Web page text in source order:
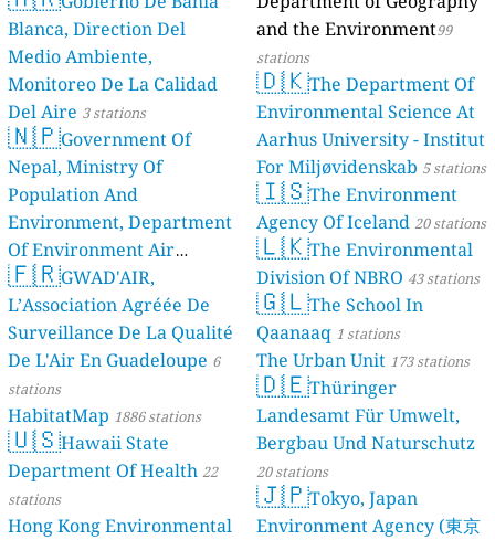
Blanca, Direction Del
Medio Ambiente,
Monitoreo De La Calidad
Del Aire 3 stations
🇳🇵Government Of
Nepal, Ministry Of
Population And
Environment, Department
Of Environment Air
Quality Monitoring
stations
🇫🇷GWAD'AIR,
L’Association Agréée De
Surveillance De La Qualité
De L'Air En Guadeloupe 6
stations
HabitatMap 1886 stations
🇺🇸Hawaii State
Department Of Health 22
stations
Hong Kong Environmental
and the Environment99
stations
🇩🇰The Department Of
Environmental Science At
Aarhus University - Institut
For Miljøvidenskab 5 stations
🇮🇸The Environment
Agency Of Iceland 20 stations
🇱🇰The Environmental
Division Of NBRO 43 stations
🇬🇱The School In
Qaanaaq 1 stations
The Urban Unit 173 stations
🇩🇪Thüringer
Landesamt Für Umwelt,
Bergbau Und Naturschutz
20 stations
🇯🇵Tokyo, Japan
Environment Agency (東京